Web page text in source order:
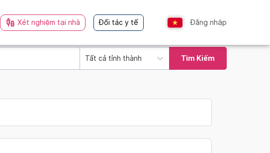
Xét nghiệm tại nhà Đối tác y tế Đăng nhập
Tất cả tỉnh thành Tìm Kiếm